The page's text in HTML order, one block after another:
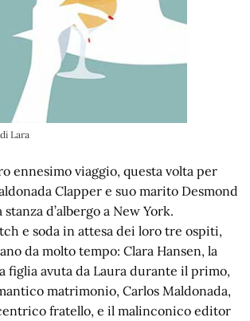
Lara
ennesimo viaggio, questa volta per
Clapper e suo marito Desmond
d’albergo a New York.
e soda in attesa dei loro tre ospiti,
da molto tempo: Clara Hansen, la
figlia avuta da Laura durante il primo,
matrimonio, Carlos Maldonada,
fratello, e il malinconico editor